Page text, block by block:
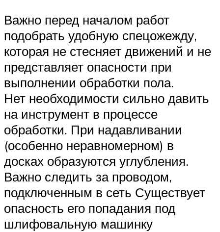
Важно перед началом работ
подобрать удобную спецожежду,
которая не стесняет движений и не
представляет опасности при
выполнении обработки пола.
Нет необходимости сильно давить
на инструмент в процессе
обработки. При надавливании
(особенно неравномерном) в
досках образуются углубления.
Важно следить за проводом,
подключенным в сеть Существует
опасность его попадания под
шлифовальную машинку